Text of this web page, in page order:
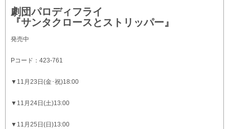
劇団パロディフライ
『サンタクロースとストリッパー』
発売中
Pコード：423-761
▼11月23日(金･祝)18:00
▼11月24日(土)13:00
▼11月25日(日)13:00